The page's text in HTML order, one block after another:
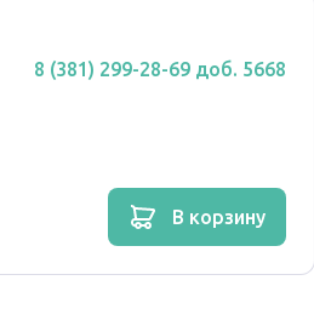
нейтрофилов, уменьшает
макрофагов, снижает
эффекты.
для наружного применения при
0.63 нг/мл и достигается в
8 (381) 299-28-69 доб. 5668
в корзину